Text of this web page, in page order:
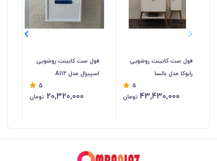
فول ست کابینت روشویی
رابوکا مدل بالسا
5
43,430,000 تومان
فول ست کابینت روشویی
اسپیرال مدل A112
5
20,320,000 تومان